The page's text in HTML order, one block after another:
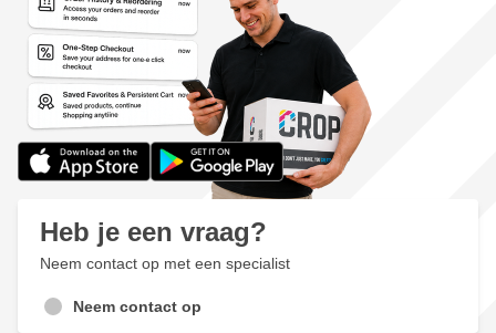
Heb je een vraag?
Neem contact op met een specialist
Neem contact op